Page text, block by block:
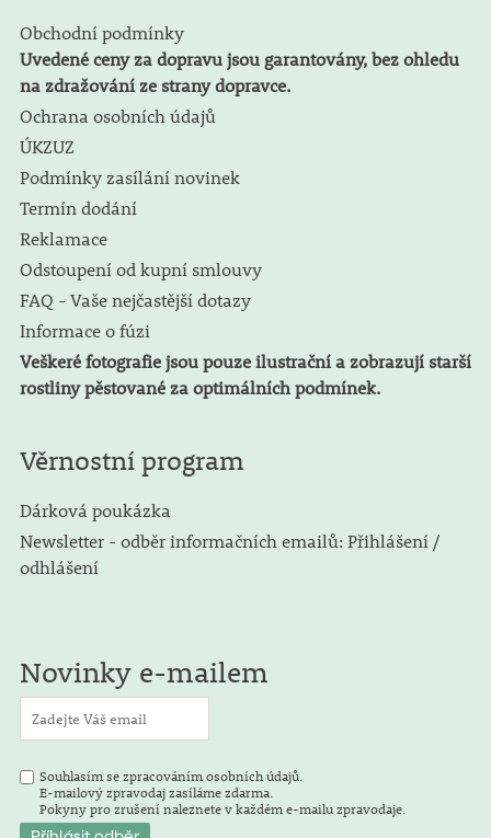
Obchodní podmínky
Uvedené ceny za dopravu jsou garantovány, bez ohledu
na zdražování ze strany dopravce.
Ochrana osobních údajů
ÚKZUZ
Podmínky zasílání novinek
Termín dodání
Reklamace
Odstoupení od kupní smlouvy
FAQ - Vaše nejčastější dotazy
Informace o fúzi
Veškeré fotografie jsou pouze ilustrační a zobrazují starší
rostliny pěstované za optimálních podmínek.
Věrnostní program
Dárková poukázka
Newsletter - odběr informačních emailů: Přihlášení /
odhlášení
Novinky e-mailem
Souhlasím se zpracováním osobních údajů.
E-mailový zpravodaj zasíláme zdarma.
Pokyny pro zrušení naleznete v každém e-mailu zpravodaje.